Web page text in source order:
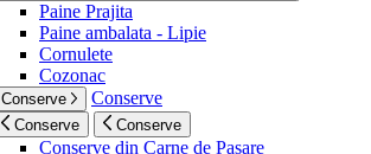
Paine Prajita
Paine ambalata - Lipie
Cornulete
Cozonac
Conserve Conserve
Conserve Conserve
Conserve din Carne de Pasare